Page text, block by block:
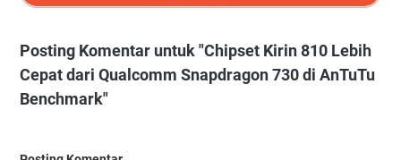
Posting Komentar untuk "Chipset Kirin 810 Lebih
Cepat dari Qualcomm Snapdragon 730 di AnTuTu
Benchmark"